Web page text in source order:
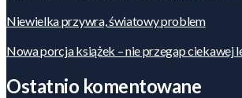
Niewielka przywra, światowy problem
Nowa porcja książek – nie przegap ciekawej
Ostatnio komentowane